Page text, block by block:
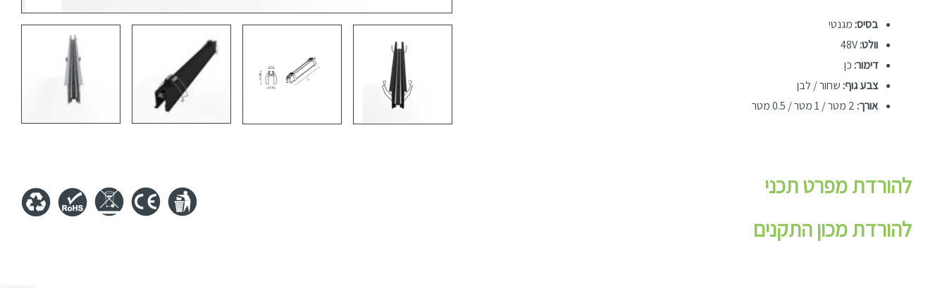
בסיס: מגנטי
וולט:48V
דימור: כן
צבע גוף: שחור / לבן
אורך: 2 מטר / 1 מטר / 0.5 מטר
להורדת מפרט תכני
להורדת מכון התקנים